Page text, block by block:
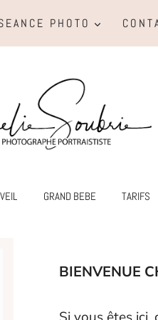
PHOTO
GRAND BEBE TARIFS
BIENVENUE